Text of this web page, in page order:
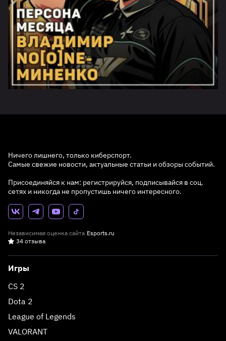
Ничего лишнего, только киберспорт.
Самые свежие новости, актуальные статьи и обзоры событий.
Присоединяйся к нам: регистрируйся, подписывайся в соц.
сетях и никогда не пропустишь ничего интересного.
Независимая оценка сайта Esports.ru
34 отзыва
Игры
CS 2
Dota 2
League of Legends
VALORANT